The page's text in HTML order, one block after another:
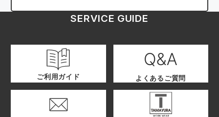
SERVICE GUIDE
ご利用ガイド よくあるご質問